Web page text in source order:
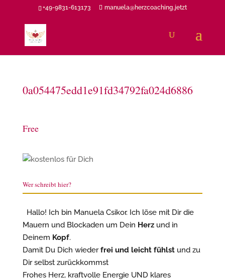
+49-9831-613173 manuela@herzcoaching.jetzt
0a054475edd1e91fd34792fa024d6886
Free
Wer schreibt hier?
Hallo! Ich bin Manuela Csikor. Ich löse mit Dir die
Mauern und Blockaden um Dein Herzund in
Deinem Kopf.
Damit Du Dich wiederfrei und leicht fühlstund zu
Dir selbst zurückkommst
Frohes Herz, kraftvolle Energie UND klares